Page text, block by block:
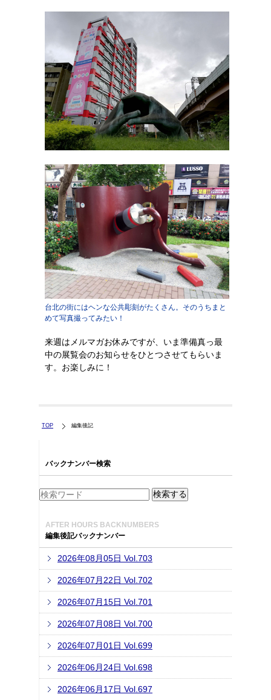
台北の街にはヘンな公共彫刻がたくさん。そのうちまと
めて写真撮ってみたい！
来週はメルマガお休みですが、いま準備真っ最
中の展覧会のお知らせをひとつさせてもらいま
す。お楽しみに！
TOP 編集後記
バックナンバー検索
AFTER HOURS BACKNUMBERS
編集後記バックナンバー
2026年08月05日 Vol.703
2026年07月22日 Vol.702
2026年07月15日 Vol.701
2026年07月08日 Vol.700
2026年07月01日 Vol.699
2026年06月24日 Vol.698
2026年06月17日 Vol.697